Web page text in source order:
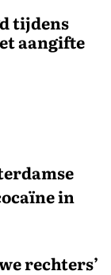
tijdens
aangifte
in
rechters’